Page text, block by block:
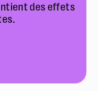
des effets